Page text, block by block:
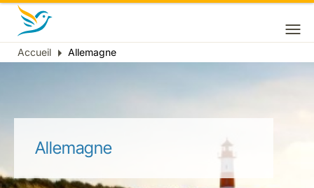
Fil
Accueil Allemagne
Allemagne